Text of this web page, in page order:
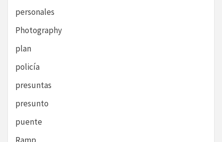
personales
Photography
plan
policía
presuntas
presunto
puente